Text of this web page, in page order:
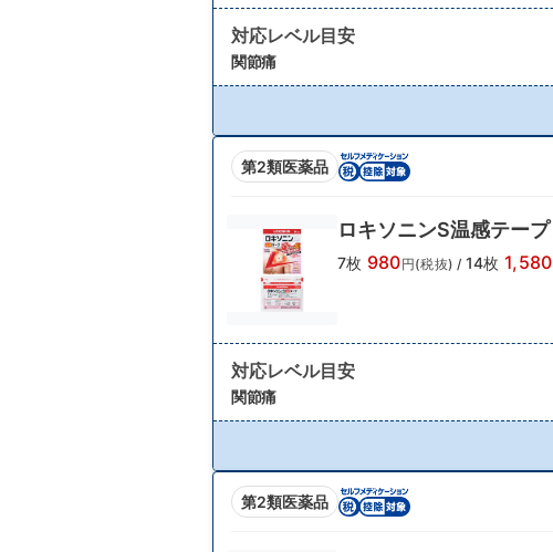
対応レベル目安
関節痛
第2類医薬品
ロキソニンS温感テープ
7枚 980円(税抜) / 14枚 1,580
対応レベル目安
関節痛
第2類医薬品